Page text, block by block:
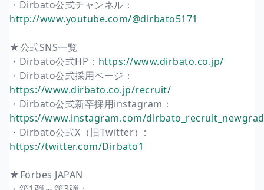
・Dirbato公式チャンネル：
http://www.youtube.com/@dirbato5171
★公式SNS一覧
・Dirbato公式HP： https://www.dirbato.co.jp/
・Dirbato公式採用ページ：
https://www.dirbato.co.jp/recruit/
・Dirbato公式新卒採用instagram：
https://www.instagram.com/
・Dirbato公式X（旧Twitter）:
https://twitter.com/Dirbato1
★Forbes JAPAN